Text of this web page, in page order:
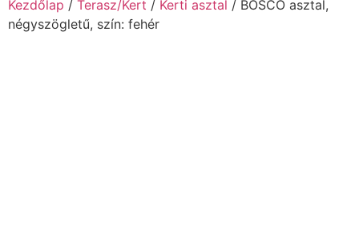
Kezdőlap / Terasz/Kert / Kerti asztal / BOSCO asztal,
négyszögletű, szín: fehér